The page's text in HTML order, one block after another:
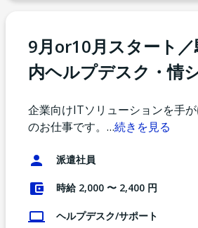
9月or10月スタート
内ヘルプデスク・情
企業向けITソリューションを手
のお仕事です。 …続きを見る
派遣社員
時給 2,000 〜 2,400 円
ヘルプデスク/サポート